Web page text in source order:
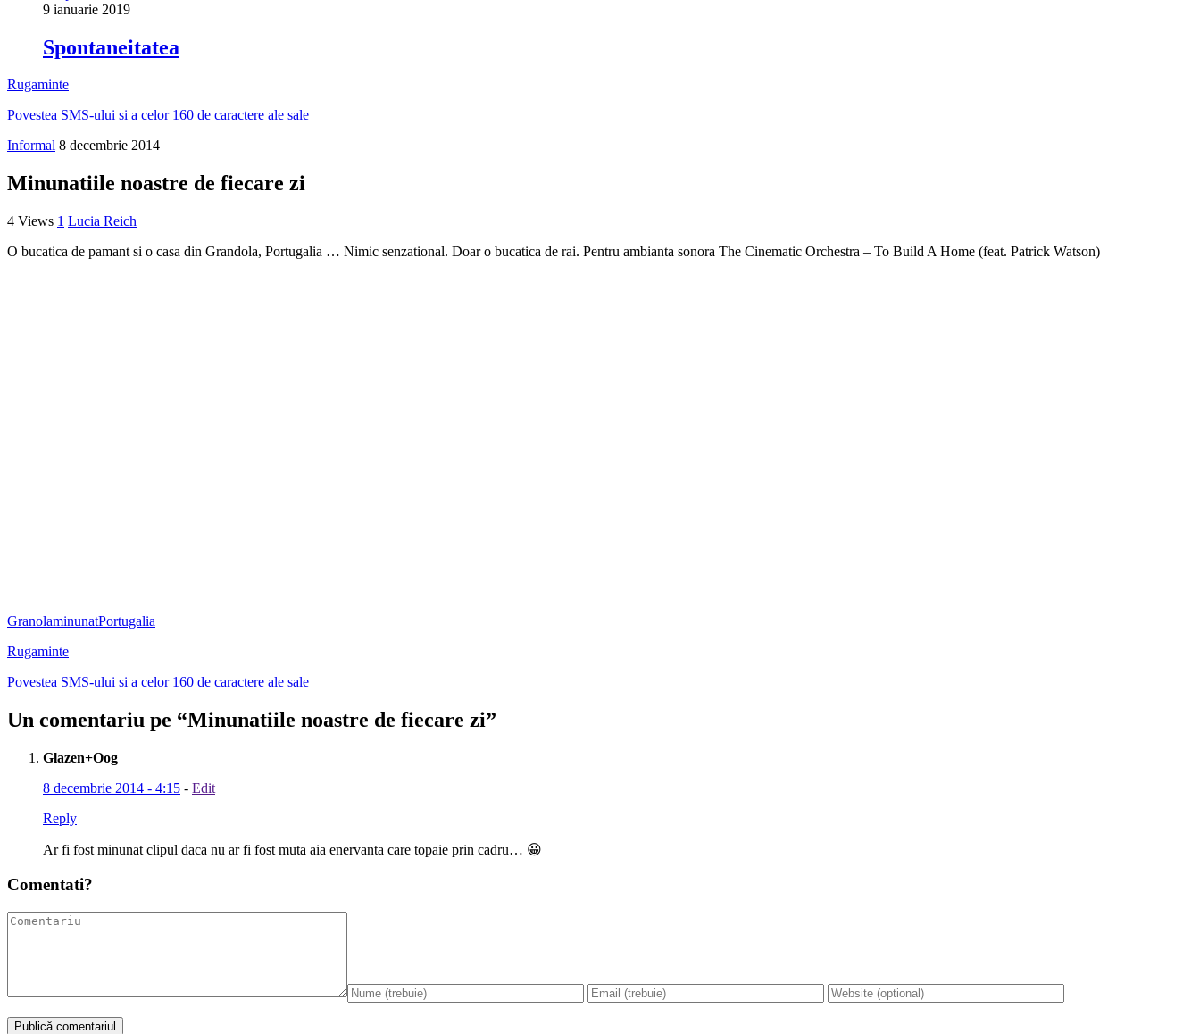
9 ianuarie 2019
Spontaneitatea
Rugaminte
Povestea SMS-ului si a celor 160 de caractere ale sale
Informal 8 decembrie 2014
Minunatiile noastre de fiecare zi
4 Views 1 Lucia Reich
O bucatica de pamant si o casa din Grandola, Portugalia … Nimic senzational. Doar o bucatica de rai. Pentru ambianta sonora The Cinematic Orchestra – To Build A Home (feat. Patrick Watson)
GranolaminunatPortugalia
Rugaminte
Povestea SMS-ului si a celor 160 de caractere ale sale
Un comentariu pe “Minunatiile noastre de fiecare zi”
Glazen+Oog
8 decembrie 2014 - 4:15 - Edit
Reply
Ar fi fost minunat clipul daca nu ar fi fost muta aia enervanta care topaie prin cadru… 😀
Comentati?